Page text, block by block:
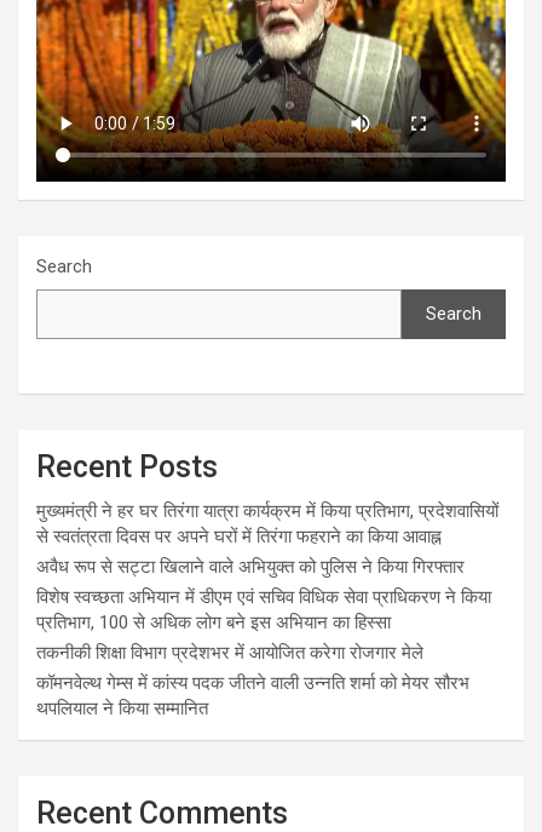
Search
Search
Recent Posts
मुख्यमंत्री ने हर घर तिरंगा यात्रा कार्यक्रम में किया प्रतिभाग, प्रदेशवासियों
से स्वतंत्रता दिवस पर अपने घरों में तिरंगा फहराने का किया आवाह्न
अवैध रूप से सट्टा खिलाने वाले अभियुक्त को पुलिस ने किया गिरफ्तार
विशेष स्वच्छता अभियान में डीएम एवं सचिव विधिक सेवा प्राधिकरण ने किया
प्रतिभाग, 100 से अधिक लोग बने इस अभियान का हिस्सा
तकनीकी शिक्षा विभाग प्रदेशभर में आयोजित करेगा रोजगार मेले
कॉमनवेल्थ गेम्स में कांस्य पदक जीतने वाली उन्नति शर्मा को मेयर सौरभ
थपलियाल ने किया सम्मानित
Recent Comments